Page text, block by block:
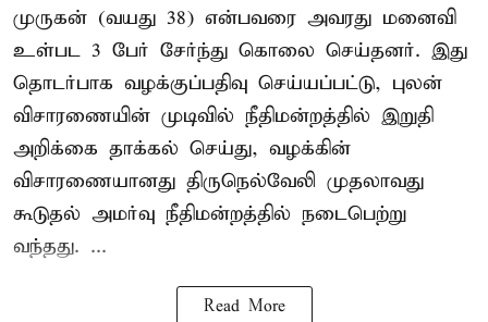
முருகன் (வயது 38) என்பவரை அவரது மனைவி
உள்பட 3 பேர் சேர்ந்து கொலை செய்தனர். இது
தொடர்பாக வழக்குப்பதிவு செய்யப்பட்டு, புலன்
விசாரணையின் முடிவில் நீதிமன்றத்தில் இறுதி
அறிக்கை தாக்கல் செய்து, வழக்கின்
விசாரணையானது திருநெல்வேலி முதலாவது
கூடுதல் அமர்வு நீதிமன்றத்தில் நடைபெற்று
வந்தது. ...
Read More